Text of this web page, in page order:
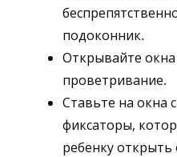
подоконник.
Открывайте
проветривание.
Ставьте на окна
фиксаторы,
ребенку